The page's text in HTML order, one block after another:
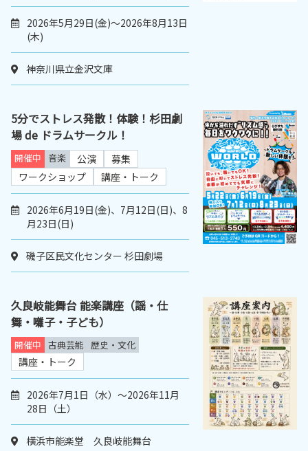
2026年5月29日(金)～2026年8月13日
(木)
神奈川県立金沢文庫
5分でストレス発散！体験！杉田劇
場 de ドラムサークル！
開催中 音楽 公演
募集
ワークショップ
講座・トーク
2026年6月19日(金)、7月12日(日)、8
月23日(日)
磯子区民文化センター 杉田劇場
久良岐能舞台 能楽講座（謡・仕
舞・囃子・子ども）
開催中 古典芸能 歴史・文化
講座・トーク
2026年7月1日（水）～2026年11月
28日（土）
横浜市能楽堂 久良岐能舞台